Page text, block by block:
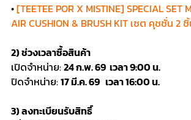
•[TEETEE POR X MISTINE] SPECIAL SET
AIR CUSHION & BRUSH KIT เซต คุชชั่น 2
2) ช่วงเวลาซื้อสินค้า
เปิดจำหน่าย:24 ก.พ. 69 เวลา 9:00 น.
ปิดจำหน่าย:17 มี.ค. 69 เวลา 16:00 น.
3) ลงทะเบียนรับสิทธิ์